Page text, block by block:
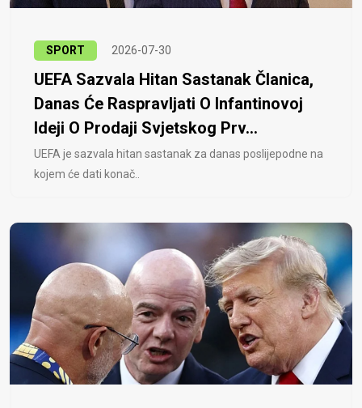
SPORT 2026-07-30
UEFA Sazvala Hitan Sastanak Članica,
Danas Će Raspravljati O Infantinovoj
Ideji O Prodaji Svjetskog Prv...
UEFA je sazvala hitan sastanak za danas poslijepodne na
kojem će dati konač..